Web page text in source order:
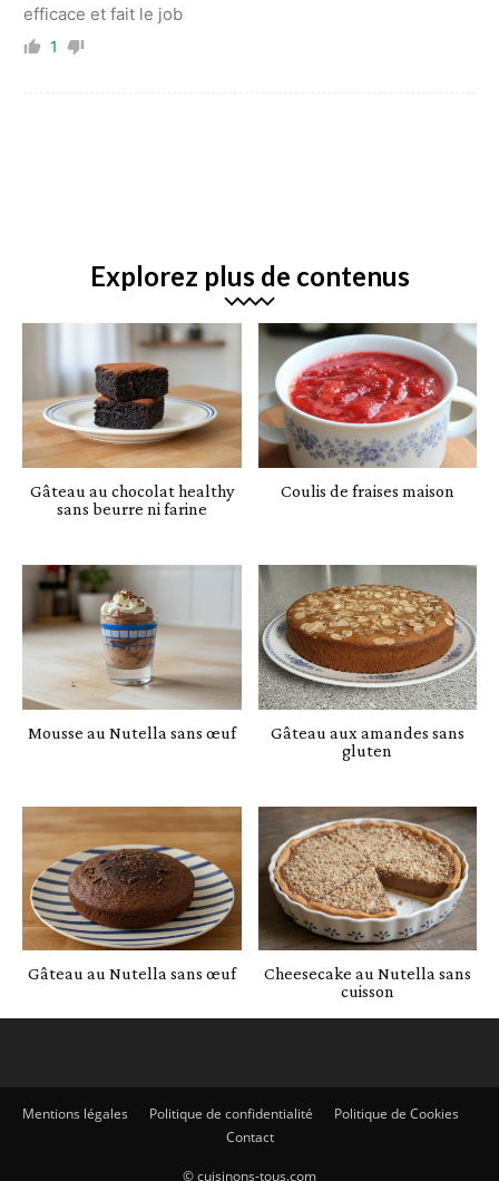
efficace et fait le job
1
Explorez plus de contenus
Gâteau au chocolat healthy
sans beurre ni farine
Coulis de fraises maison
Mousse au Nutella sans œuf
Gâteau aux amandes sans
gluten
Gâteau au Nutella sans œuf
Cheesecake au Nutella sans
cuisson
Mentions légales Politique de confidentialité
Politique de Cookies
Contact
© cuisinons-tous.com